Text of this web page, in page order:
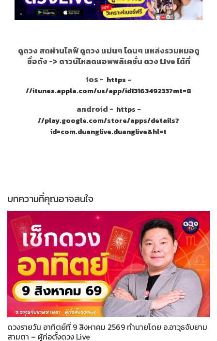
ดูดวง สดผ่านไลฟ์ ดูดวง แม่นๆ โดนๆ แหล่งรวมหมอดู
ชื่อดัง -> ดาวน์โหลดแอพพลิเคชั่น ดวง Live ได้ที่
ios - https -
//itunes.apple.com/us/app/id1316349233?mt=8
android - https -
//play.google.com/store/apps/details?
id=com.duanglive.duanglive&hl=t
บทความที่คุณอาจสนใจ
ดวงรายวัน อาทิตย์ที่ 9 สิงหาคม 2569 ทำนายโดย อ.อาวุธจับยาม
สามตา – ผู้ก่อตั้งดวง Live